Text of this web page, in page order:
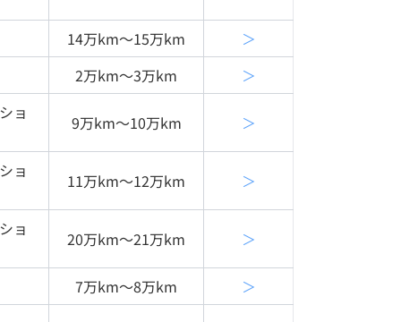
14万km〜15万km
＞
2万km〜3万km
＞
ョ
9万km〜10万km ＞
ョ 11万km〜12万km ＞
ョ 20万km〜21万km ＞
7万km〜8万km ＞